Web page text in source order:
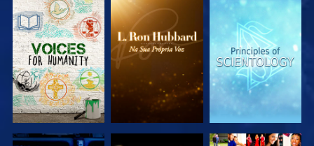
EXPLORAR A
SÉRIE
EXPLORAR A
SÉRIE
EXPLORAR A
SÉRIE